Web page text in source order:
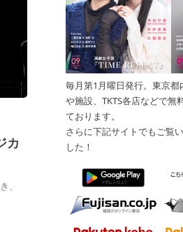
カ
、
毎月第1月曜日発行。東京
や施設、TKTS各店などで無
ております。
さらに下記サイトでもご覧
した！